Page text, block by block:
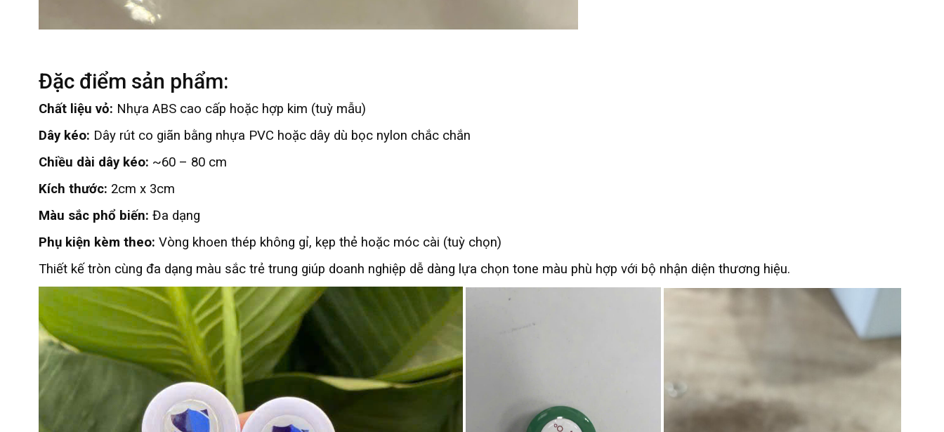
Đặc điểm sản phẩm:
Chất liệu vỏ: Nhựa ABS cao cấp hoặc hợp kim (tuỳ mẫu)
Dây kéo: Dây rút co giãn bằng nhựa PVC hoặc dây dù bọc nylon chắc chắn
Chiều dài dây kéo: ~60 – 80 cm
Kích thước: 2cm x 3cm
Màu sắc phổ biến: Đa dạng
Phụ kiện kèm theo: Vòng khoen thép không gỉ, kẹp thẻ hoặc móc cài (tuỳ chọn)
Thiết kế tròn cùng đa dạng màu sắc trẻ trung giúp doanh nghiệp dễ dàng lựa chọn tone màu phù hợp với bộ nhận diện thương hiệu.